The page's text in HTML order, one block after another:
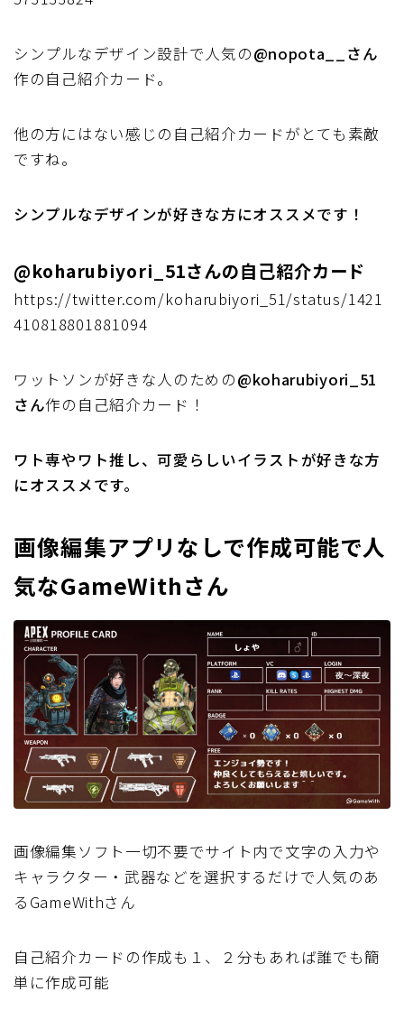
シンプルなデザイン設計で人気の@nopota__さん
作の自己紹介カード。
他の方にはない感じの自己紹介カードがとても素敵
ですね。
シンプルなデザインが好きな方にオススメです！
@koharubiyori_51さんの自己紹介カード
https://twitter.com/koharubiyori_51/status/1421
410818801881094
ワットソンが好きな人のための@koharubiyori_51
さん作の自己紹介カード！
ワト専やワト推し、可愛らしいイラストが好きな方
にオススメです。
画像編集アプリなしで作成可能で人
気なGameWithさん
画像編集ソフト一切不要でサイト内で文字の入力や
キャラクター・武器などを選択するだけで人気のあ
るGameWithさん
自己紹介カードの作成も１、２分もあれば誰でも簡
単に作成可能